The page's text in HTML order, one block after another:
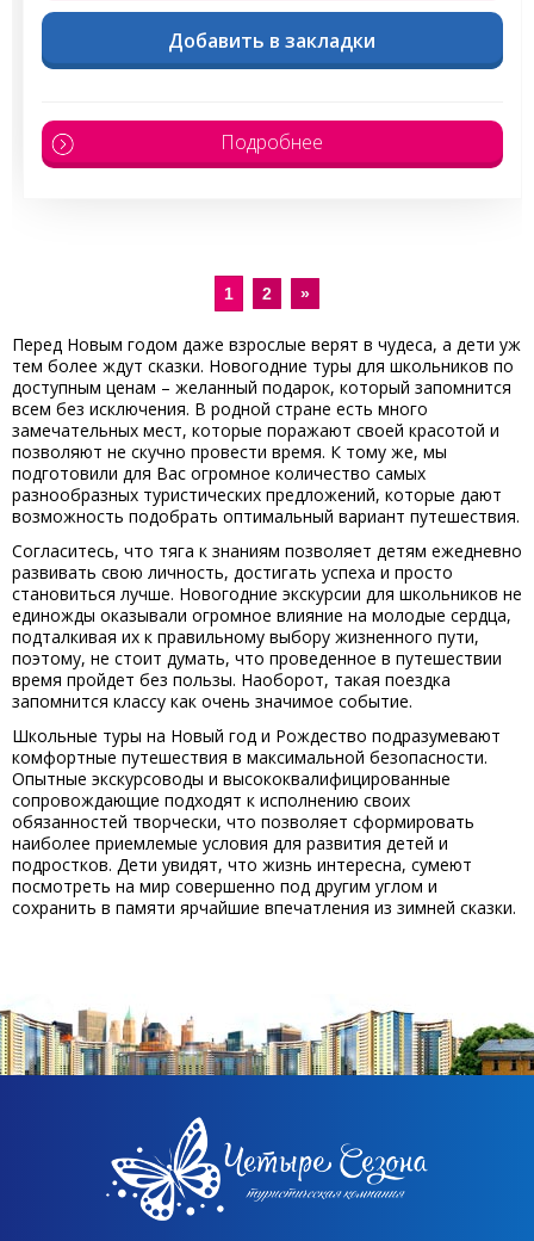
Добавить в закладки
Подробнее
1 2 »
Перед Новым годом даже взрослые верят в чудеса, а дети уж
тем более ждут сказки. Новогодние туры для школьников по
доступным ценам – желанный подарок, который запомнится
всем без исключения. В родной стране есть много
замечательных мест, которые поражают своей красотой и
позволяют не скучно провести время. К тому же, мы
подготовили для Вас огромное количество самых
разнообразных туристических предложений, которые дают
возможность подобрать оптимальный вариант путешествия.
Согласитесь, что тяга к знаниям позволяет детям ежедневно
развивать свою личность, достигать успеха и просто
становиться лучше. Новогодние экскурсии для школьников не
единожды оказывали огромное влияние на молодые сердца,
подталкивая их к правильному выбору жизненного пути,
поэтому, не стоит думать, что проведенное в путешествии
время пройдет без пользы. Наоборот, такая поездка
запомнится классу как очень значимое событие.
Школьные туры на Новый год и Рождество подразумевают
комфортные путешествия в максимальной безопасности.
Опытные экскурсоводы и высококвалифицированные
сопровождающие подходят к исполнению своих
обязанностей творчески, что позволяет сформировать
наиболее приемлемые условия для развития детей и
подростков. Дети увидят, что жизнь интересна, сумеют
посмотреть на мир совершенно под другим углом и
сохранить в памяти ярчайшие впечатления из зимней сказки.